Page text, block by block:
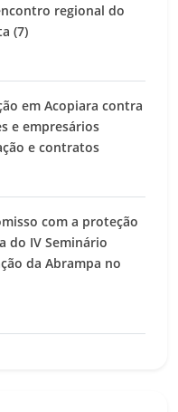
regional do
(7)
em Acopiara contra
e empresários
e contratos
com a proteção
do IV Seminário
da Abrampa no